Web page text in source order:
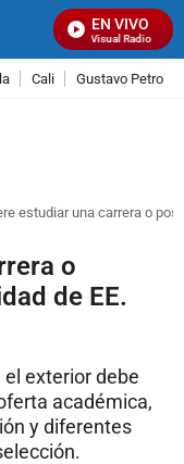
EN VIVO
Señal Visual Radio
Cali Gustavo Petro
estudiar una carrera o
o
de EE.
exterior debe
académica,
y diferentes